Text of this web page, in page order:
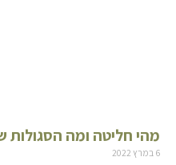
מהי חליטה ומה הסגולות
6 במרץ 2022